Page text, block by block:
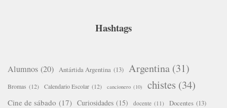
Hashtags
Alumnos (20) Antártida Argentina (13) Argentina (31)
Bromas (12) Calendario Escolar (12) cancionero (10) chistes (34)
Cine de sábado (17) Curiosidades (15) docente (11) Docentes (13)